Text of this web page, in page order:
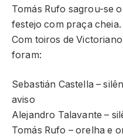
Tomás Rufo sagrou-se
festejo com praça cheia.
Com toiros de
foram:
Sebastián Castella –
aviso
Alejandro Talavante –
Tomás Rufo – orelha e